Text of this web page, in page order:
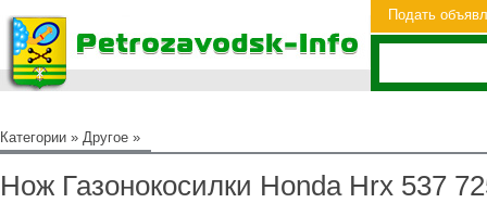
Подать
Категории » Другое »
Нож Газонокосилки Honda Hrx 537